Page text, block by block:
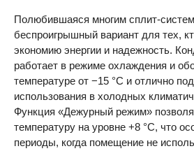
Полюбившаяся многим сплит-
беспроигрышный вариант для тех,
экономию энергии и надежность.
работает в режиме охлаждения и
температуре от −15 °C и отлично
использования в холодных
Функция «Дежурный режим»
температуру на уровне +8 °C, что
периоды, когда помещение не